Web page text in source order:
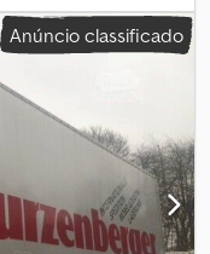
480 mm, altura do
de carga:90 m³,
vermelho
outro
do veículo:
1º eixo
ABS (sistema de
argolas de amarração,
roupas, paredes tipo
Anúncio classificado